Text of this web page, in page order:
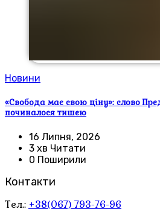
Новини
«Свобода має свою ціну»: слово
починалося тишею
16 Липня, 2026
3 хв Читати
0 Поширили
Контакти
Тел.: +38(067) 793-76-96